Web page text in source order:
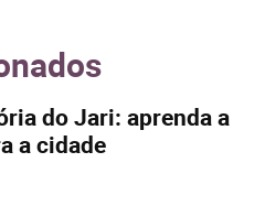
do Jari: aprenda a
a cidade